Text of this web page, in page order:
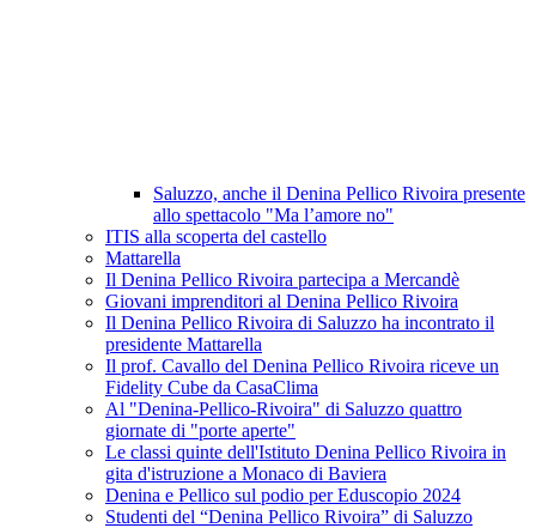
Saluzzo, anche il Denina Pellico Rivoira presente
allo spettacolo "Ma l’amore no"
ITIS alla scoperta del castello
Mattarella
Il Denina Pellico Rivoira partecipa a Mercandè
Giovani imprenditori al Denina Pellico Rivoira
Il Denina Pellico Rivoira di Saluzzo ha incontrato il
presidente Mattarella
Il prof. Cavallo del Denina Pellico Rivoira riceve un
Fidelity Cube da CasaClima
Al "Denina-Pellico-Rivoira" di Saluzzo quattro
giornate di "porte aperte"
Le classi quinte dell'Istituto Denina Pellico Rivoira in
gita d'istruzione a Monaco di Baviera
Denina e Pellico sul podio per Eduscopio 2024
Studenti del “Denina Pellico Rivoira” di Saluzzo